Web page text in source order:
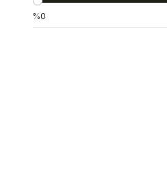
%0